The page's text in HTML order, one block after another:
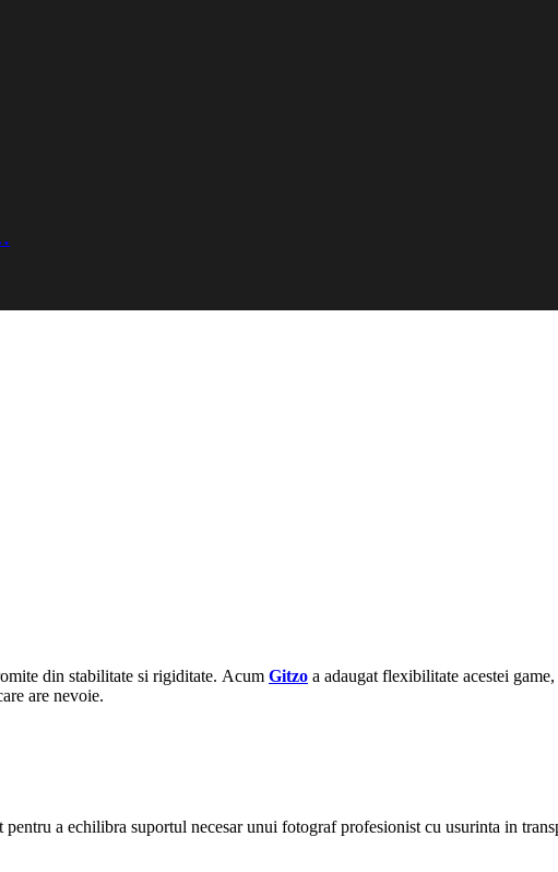
din stabilitate si rigiditate. Acum Gitzo a adaugat flexibilitate acestei
are nevoie.
a echilibra suportul necesar unui fotograf profesionist cu usurinta in